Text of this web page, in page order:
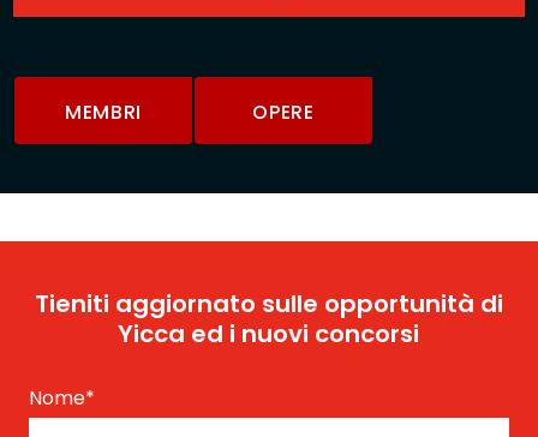
MEMBRI OPERE
Tieniti aggiornato sulle opportunità di
Yicca ed i nuovi concorsi
Nome*